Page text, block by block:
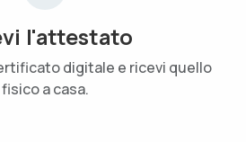
l'attestato
digitale e ricevi quello
fisico a casa.